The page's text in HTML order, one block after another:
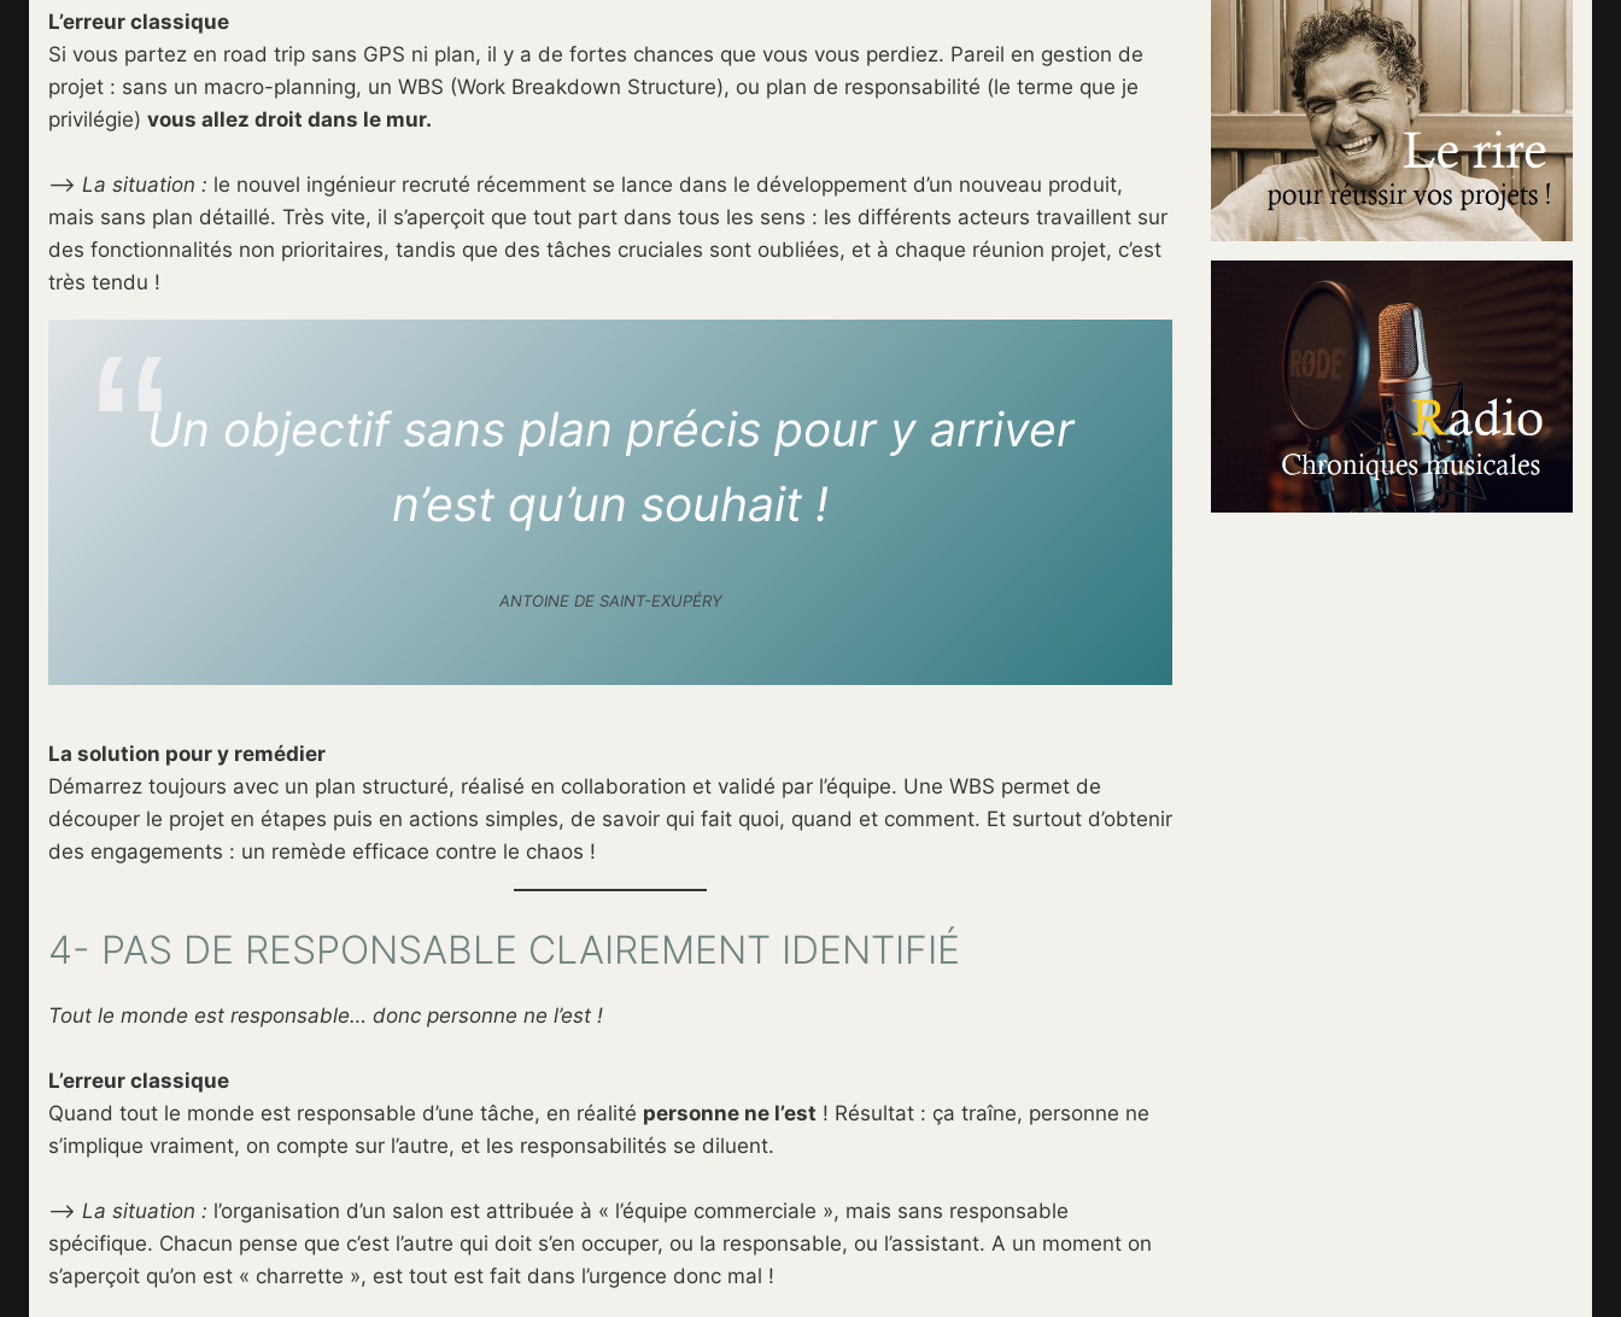
L’erreur classique
Si vous partez en road trip sans GPS ni plan, il y a de fortes chances que vous vous perdiez. Pareil en gestion de
projet : sans un macro-planning, un WBS (Work Breakdown Structure), ou plan de responsabilité (le terme que je
privilégie) vous allez droit dans le mur.
–> La situation : le nouvel ingénieur recruté récemment se lance dans le développement d’un nouveau produit,
mais sans plan détaillé. Très vite, il s’aperçoit que tout part dans tous les sens : les différents acteurs travaillent sur
des fonctionnalités non prioritaires, tandis que des tâches cruciales sont oubliées, et à chaque réunion projet, c’est
très tendu !
Un objectif sans plan précis pour y arriver
n’est qu’un souhait !
ANTOINE DE SAINT-EXUPÉRY
La solution pour y remédier
Démarrez toujours avec un plan structuré, réalisé en collaboration et validé par l’équipe. Une WBS permet de
découper le projet en étapes puis en actions simples, de savoir qui fait quoi, quand et comment. Et surtout d’obtenir
des engagements : un remède efficace contre le chaos !
4- PAS DE RESPONSABLE CLAIREMENT IDENTIFIÉ
Tout le monde est responsable… donc personne ne l’est !
L’erreur classique
Quand tout le monde est responsable d’une tâche, en réalité personne ne l’est ! Résultat : ça traîne, personne ne
s’implique vraiment, on compte sur l’autre, et les responsabilités se diluent.
–> La situation : l’organisation d’un salon est attribuée à « l’équipe commerciale », mais sans responsable
spécifique. Chacun pense que c’est l’autre qui doit s’en occuper, ou la responsable, ou l’assistant. A un moment on
s’aperçoit qu’on est « charrette », est tout est fait dans l’urgence donc mal !